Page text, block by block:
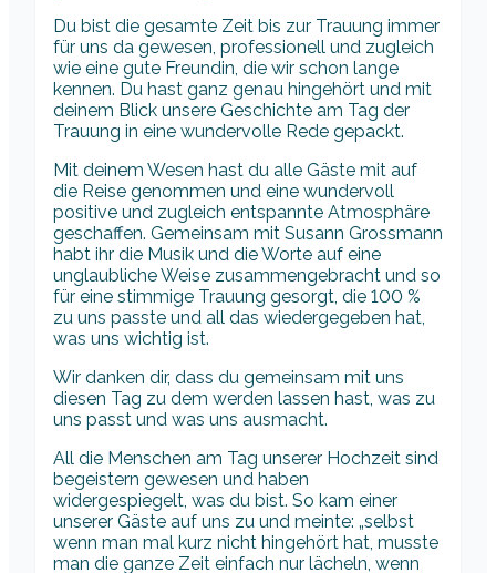
Du bist die gesamte Zeit bis zur Trauung immer
für uns da gewesen, professionell und zugleich
wie eine gute Freundin, die wir schon lange
kennen. Du hast ganz genau hingehört und mit
deinem Blick unsere Geschichte am Tag der
Trauung in eine wundervolle Rede gepackt.
Mit deinem Wesen hast du alle Gäste mit auf
die Reise genommen und eine wundervoll
positive und zugleich entspannte Atmosphäre
geschaffen. Gemeinsam mit Susann Grossmann
habt ihr die Musik und die Worte auf eine
unglaubliche Weise zusammengebracht und so
für eine stimmige Trauung gesorgt, die 100 %
zu uns passte und all das wiedergegeben hat,
was uns wichtig ist.
Wir danken dir, dass du gemeinsam mit uns
diesen Tag zu dem werden lassen hast, was zu
uns passt und was uns ausmacht.
All die Menschen am Tag unserer Hochzeit sind
begeistern gewesen und haben
widergespiegelt, was du bist. So kam einer
unserer Gäste auf uns zu und meinte: „selbst
wenn man mal kurz nicht hingehört hat, musste
man die ganze Zeit einfach nur lächeln, wenn